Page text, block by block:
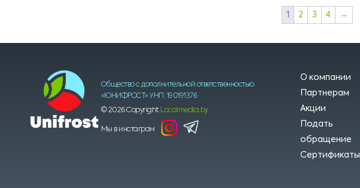
1 2 3 4 →
Общество с дополнительной ответственностью
«ЮНИФРОСТ» УНП: 190191376
© 2026 Сopyright Localmedia.by
Мы в инстаграм
О компании
Партнерам
Акции
Подать
обращение
Сертификаты